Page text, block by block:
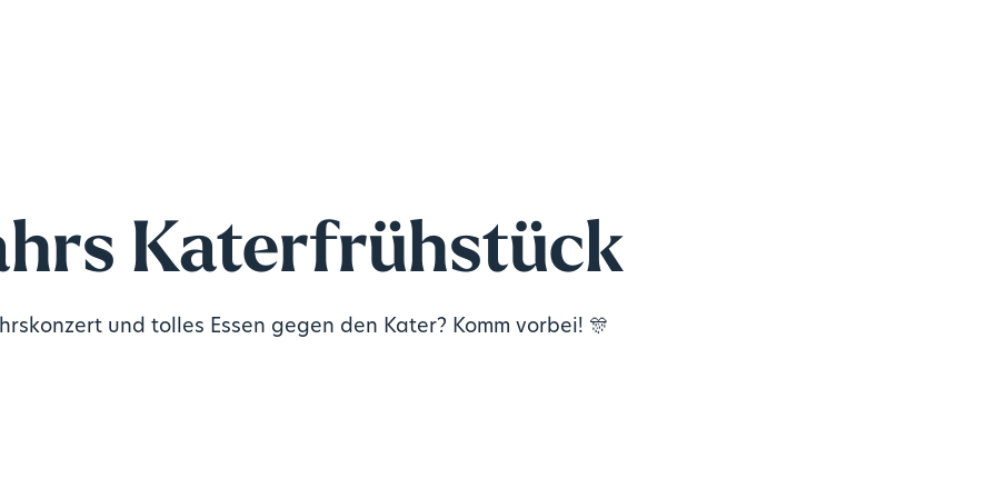
Katerfrühstück
und tolles Essen gegen den Kater? Komm vorbei! 🎊